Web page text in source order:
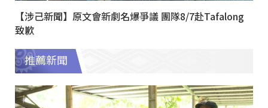
【涉己新聞】原文會新劇名爆爭議 團隊8/7赴Tafalong
致歉
推薦新聞